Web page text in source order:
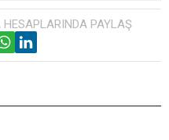
HESAPLARINDA PAYLAŞ